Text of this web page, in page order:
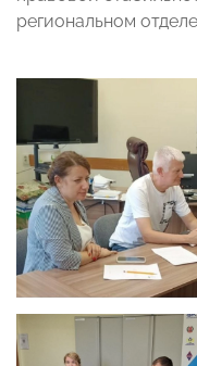
региональном